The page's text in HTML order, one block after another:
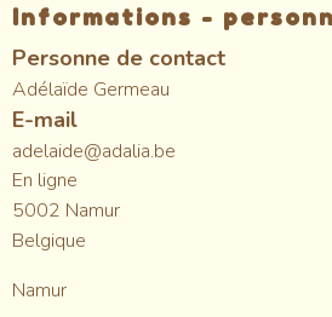
Informations -
Personne de contact
Adélaïde Germeau
E-mail
adelaide@adalia.be
En ligne
5002 Namur
Belgique
Namur